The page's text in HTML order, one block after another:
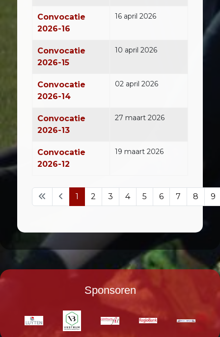
Convocatie
2026-16
16 april 2026
Convocatie
2026-15
10 april 2026
Convocatie
2026-14
02 april 2026
Convocatie
2026-13
27 maart 2026
Convocatie
2026-12
19 maart 2026
Pagina 1 van 14
1 2 3 4 5 6 7 8 9
Sponsoren